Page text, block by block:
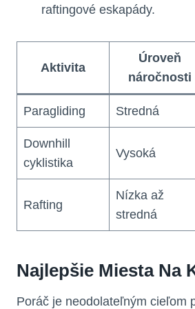
raftingové eskapády.
Aktivita
Úroveň
náročnosti
Paragliding Stredná
Downhill
cyklistika
Vysoká
Rafting
Nízka až
stredná
Najlepšie Miesta Na
Poráč je neodolateľným cieľom